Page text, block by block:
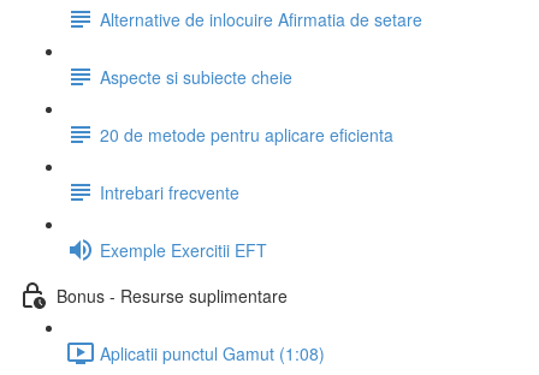
Alternative de inlocuire Afirmatia de setare
Aspecte si subiecte cheie
20 de metode pentru aplicare eficienta
Intrebari frecvente
Exemple Exercitii EFT
Bonus - Resurse suplimentare
Aplicatii punctul Gamut (1:08)